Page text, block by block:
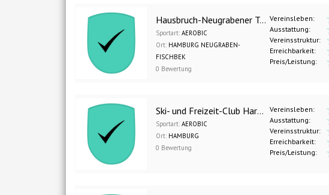
Hausbruch-Neugrabener Turnerschaft 1911 e.V.
Sportart:AEROBIC
Ort: HAMBURG NEUGRABEN-
FISCHBEK
0 Bewertung
Vereinsleben:
Ausstattung:
Vereinsstruktur:
Erreichbarkeit:
Preis/Leistung:
Ski- und Freizeit-Club Harburg 1962 e.V.
Sportart:AEROBIC
Ort: HAMBURG
0 Bewertung
Vereinsleben:
Ausstattung:
Vereinsstruktur:
Erreichbarkeit:
Preis/Leistung: